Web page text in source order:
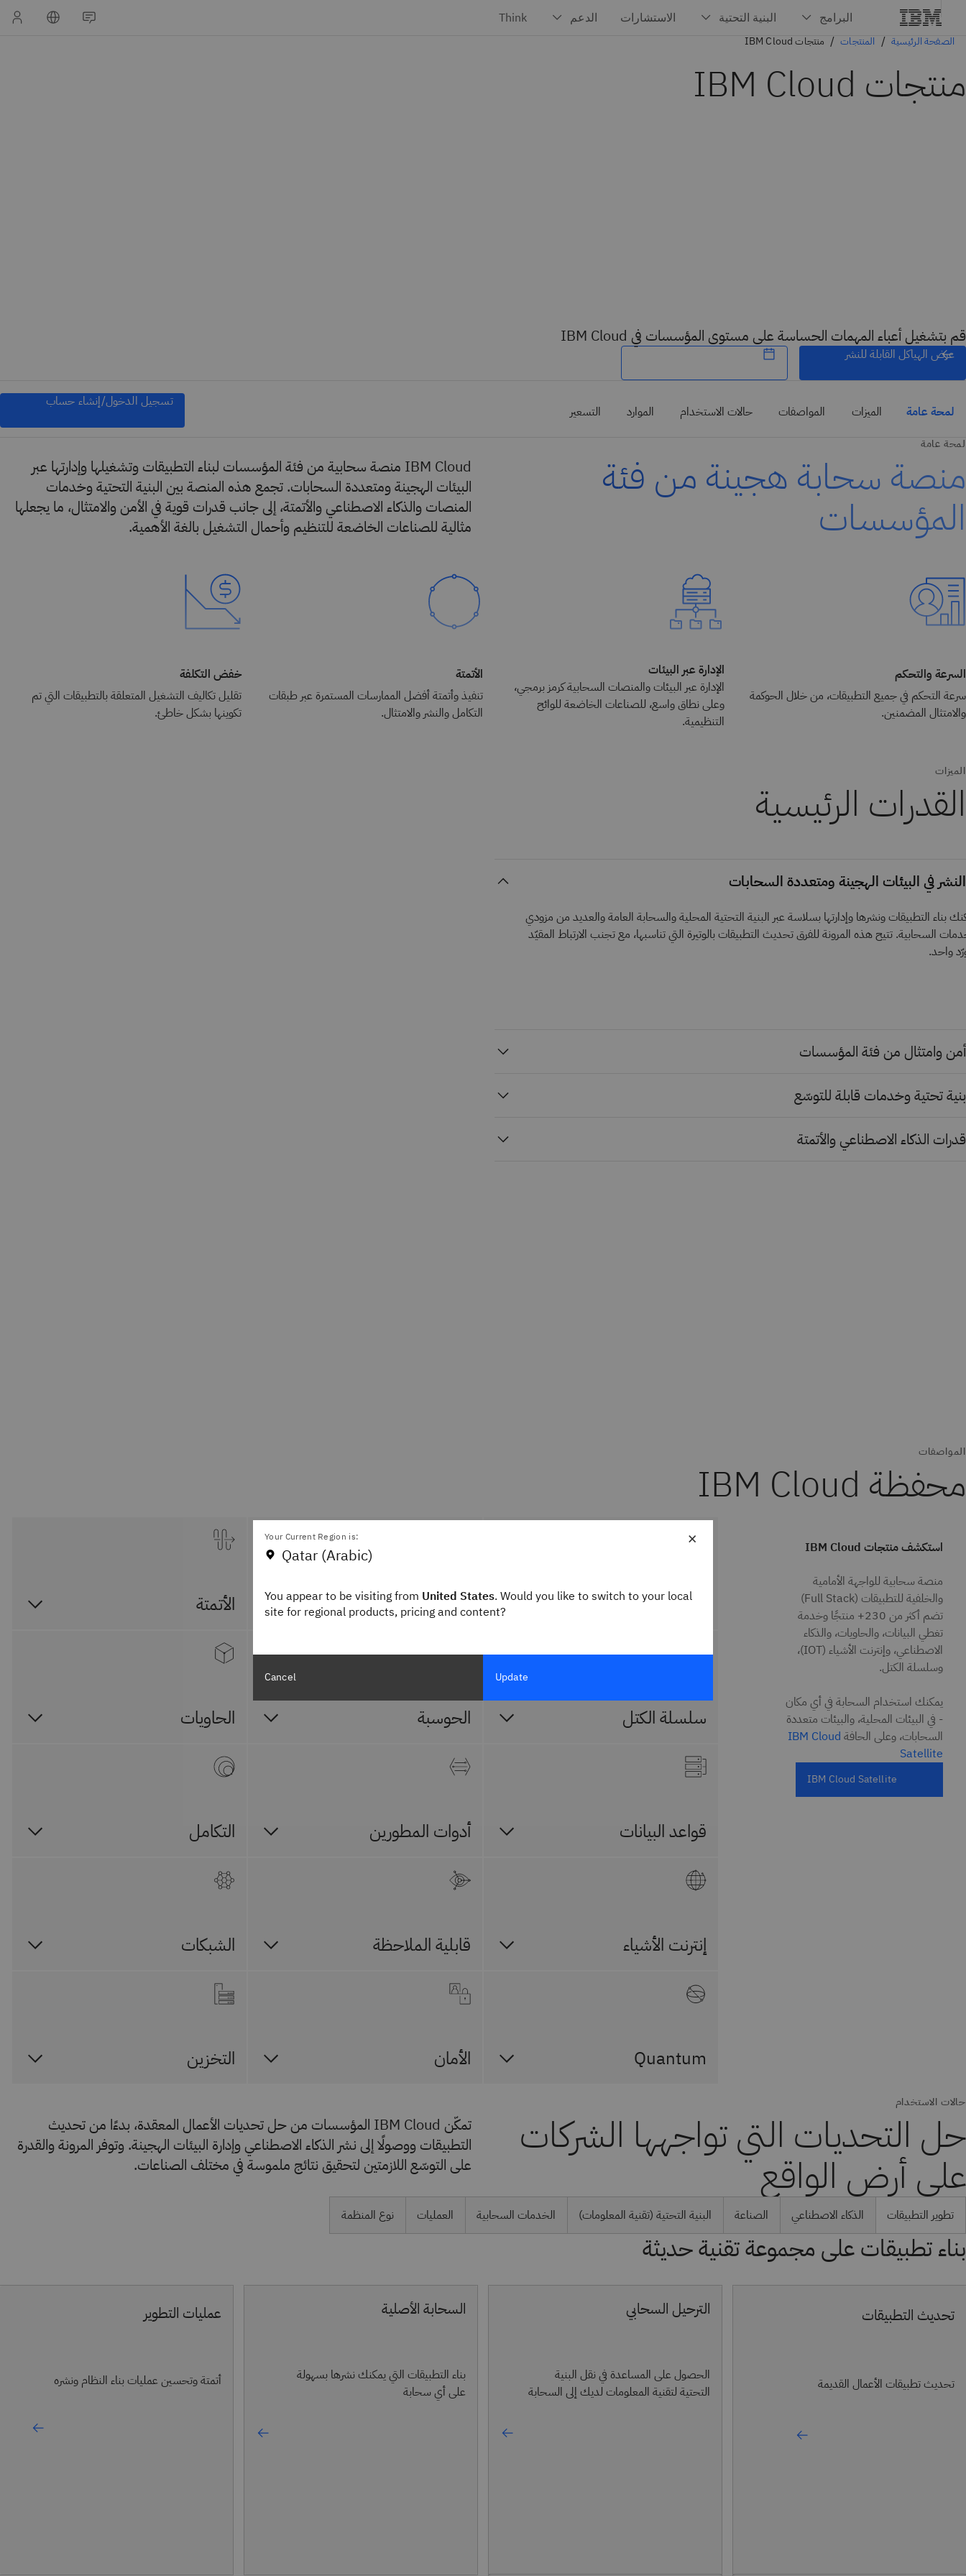
الصفحة الرئيسية المنتجات منتجات IBM Cloud
منتجات IBM Cloud
قم بتشغيل أعباء المهمات الحساسة على مستوى المؤسسات في IBM Cloud
عرض الهياكل القابلة للنشر
لمحة عامة الميزات المواصفات حالات الاستخدام الموارد التسعير
تسجيل الدخول/إنشاء حساب
لمحة عامة
منصة سحابة هجينة من فئة
المؤسسات
IBM Cloud منصة سحابية من فئة المؤسسات لبناء التطبيقات وتشغيلها وإدارتها عبر
البيئات الهجينة ومتعددة السحابات. تجمع هذه المنصة بين البنية التحتية وخدمات
المنصات والذكاء الاصطناعي والأتمتة، إلى جانب قدرات قوية في الأمن والامتثال، ما يجعلها
مثالية للصناعات الخاضعة للتنظيم وأحمال التشغيل بالغة الأهمية.
السرعة والتحكم
سرعة التحكم في جميع التطبيقات، من خلال الحوكمة
والامتثال المضمنين.
الإدارة عبر البيئات
الإدارة عبر البيئات والمنصات السحابية كرمز برمجي،
وعلى نطاق واسع، للصناعات الخاضعة للوائح
التنظيمية.
الأتمتة
تنفيذ وأتمتة أفضل الممارسات المستمرة عبر طبقات
التكامل والنشر والامتثال.
خفض التكلفة
تقليل تكاليف التشغيل المتعلقة بالتطبيقات التي تم
تكوينها بشكل خاطئ.
الميزات
القدرات الرئيسية
النشر في البيئات الهجينة ومتعددة السحابات
بناء التطبيقات ونشرها وإدارتها بسلاسة عبر البنية التحتية المحلية والسحابة العامة والعديد من مزودي
السحابية. تتيح هذه المرونة للفرق تحديث التطبيقات بالوتيرة التي تناسبها، مع تجنب الارتباط المقيّد
واحد.
أمن وامتثال من فئة المؤسسات
بنية تحتية وخدمات قابلة للتوسّع
قدرات الذكاء الاصطناعي والأتمتة
المواصفات
محفظة IBM Cloud
استكشف منتجات IBM Cloud
منصة سحابية للواجهة الأمامية
والخلفية للتطبيقات (Full Stack)
تضم أكثر من 230+ منتجًا وخدمة
تغطي البيانات، والحاويات، والذكاء
الاصطناعي، وإنترنت الأشياء (IOT)،
وسلسلة الكتل.
يمكنك استخدام السحابة في أي مكان
- في البيئات المحلية، والبيئات متعددة
السحابات، وعلى الحافة IBM Cloud
Satellite
IBM Cloud Satellite
الآلي
التحليلات الأتمتة
سلسلة الكتل الحوسبة الحاويات
قواعد البيانات أدوات المطورين التكامل
إنترنت الأشياء قابلية الملاحظة الشبكات
Quantum الأمان التخزين
حالات الاستخدام
حل التحديات التي تواجهها الشركات
على أرض الواقع
تمكّن IBM Cloud المؤسسات من حل تحديات الأعمال المعقدة، بدءًا من تحديث
التطبيقات ووصولًا إلى نشر الذكاء الاصطناعي وإدارة البيئات الهجينة. وتوفر المرونة والقدرة
على التوسّع اللازمتين لتحقيق نتائج ملموسة في مختلف الصناعات.
تطوير التطبيقات الذكاء الاصطناعي الصناعة البنية التحتية (تقنية المعلومات) الخدمات السحابية العمليات نوع المنظمة
بناء تطبيقات على مجموعة تقنية حديثة
تحديث التطبيقات
تحديث تطبيقات الأعمال القديمة
الترحيل السحابي
الحصول على المساعدة في نقل البنية
التحتية لتقنية المعلومات لديك إلى السحابة
السحابة الأصلية
بناء التطبيقات التي يمكنك نشرها بسهولة
على أي سحابة
عمليات التطوير
أتمتة وتحسين عمليات بناء النظام ونشره
×
Your Current Region is:
Qatar (Arabic)
You appear to be visiting from United States. Would you like to switch to your local
site for regional products, pricing and content?
Cancel Update